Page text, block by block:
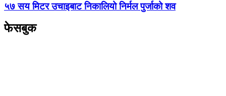
५७ सय मिटर उचाइबाट निकालियो निर्मल पुर्जाको शव
फेसबुक